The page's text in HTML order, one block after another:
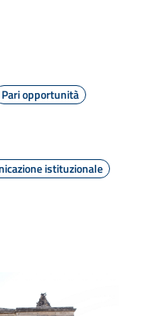
Pari opportunità
istituzionale